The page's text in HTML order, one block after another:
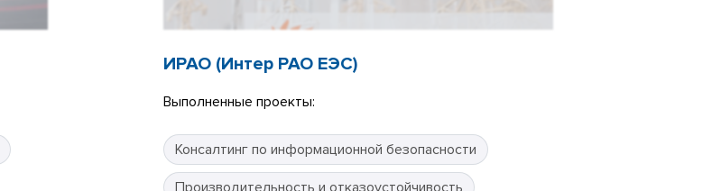
ИРАО (Интер РАО ЕЭС)
Выполненные проекты:
Консалтинг по информационной безопасности
Производительность и отказоустойчивость